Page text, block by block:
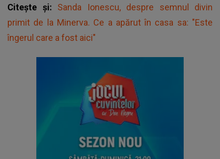
Citește și: Sanda Ionescu, despre semnul divin
primit de la Minerva. Ce a apărut în casa sa: "Este
îngerul care a fost aici"